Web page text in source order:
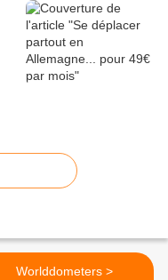
Worlddometers >